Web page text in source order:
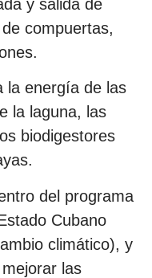
y salida de
compuertas,
la energía de las
la laguna, las
biodigestores
del programa
Cubano
climático), y
las